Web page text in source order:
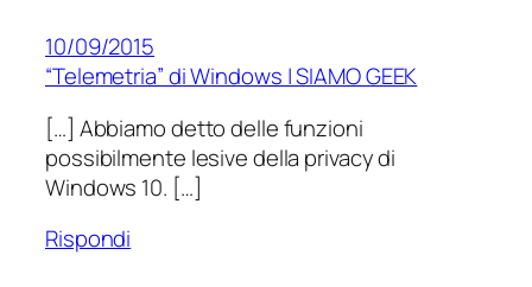
10/09/2015
“Telemetria” di Windows | SIAMO GEEK
[…] Abbiamo detto delle funzioni
possibilmente lesive della privacy di
Windows 10. […]
Rispondi